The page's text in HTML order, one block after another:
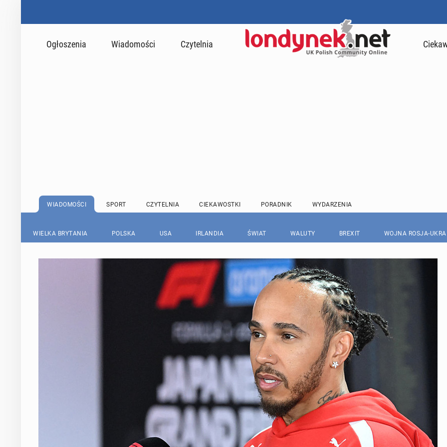
Ogłoszenia Wiadomości Czytelnia
WIADOMOŚCI SPORT CZYTELNIA CIEKAWOSTKI PORADNIK WYDARZENIA
WIELKA BRYTANIA POLSKA USA IRLANDIA ŚWIAT WALUTY BREXIT WOJNA ROSJA-